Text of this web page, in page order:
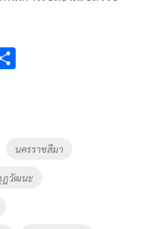
นครราชสีมา
ฎวัฒนะ